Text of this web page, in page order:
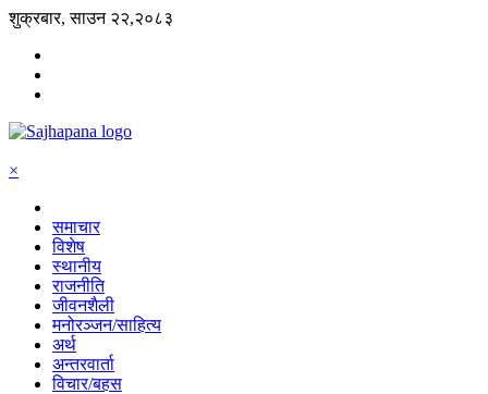
शुक्रबार, साउन २२,२०८३
×
समाचार
विशेष
स्थानीय
राजनीति
जीवनशैली
मनोरञ्जन/साहित्य
अर्थ
अन्तरवार्ता
विचार/बहस